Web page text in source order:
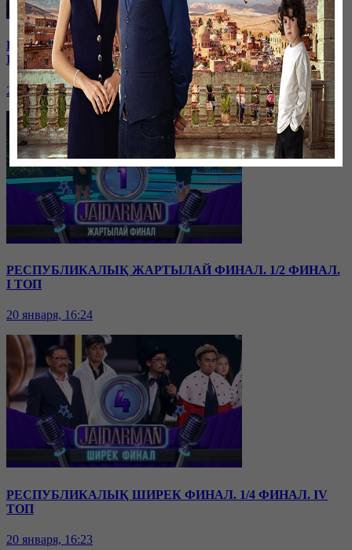
РЕСПУБЛИКАЛЫҚ ЖАРТЫЛАЙ ФИНАЛ. 1/2 ФИНАЛ.
II ТОП
20 января, 16:26
РЕСПУБЛИКАЛЫҚ ЖАРТЫЛАЙ ФИНАЛ. 1/2 ФИНАЛ.
I ТОП
20 января, 16:24
РЕСПУБЛИКАЛЫҚ ШИРЕК ФИНАЛ. 1/4 ФИНАЛ. IV
ТОП
20 января, 16:23